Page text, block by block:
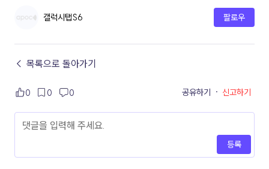
갤럭시탭S6 팔로우
← 목록으로 돌아가기
0 0 0 공유하기 · 신고하기
등록